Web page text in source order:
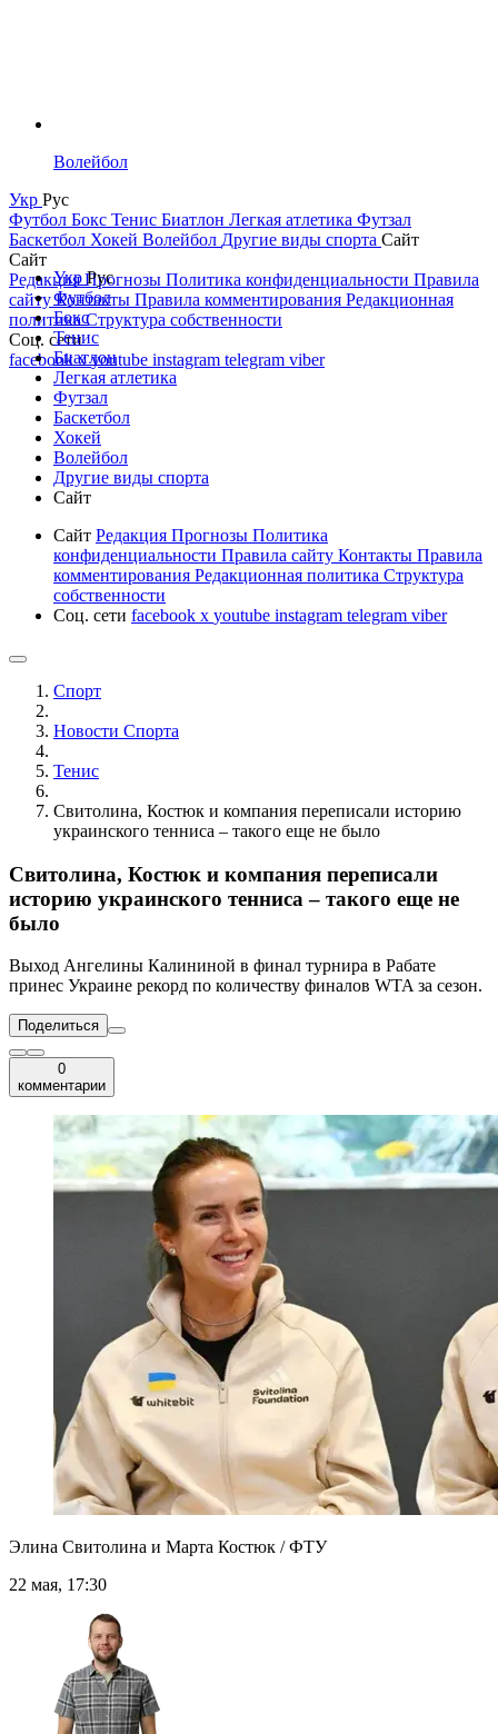
Волейбол
Укр Рус
Футбол Бокс Тенис Биатлон Легкая атлетика Футзал
Баскетбол Хокей Волейбол Другие виды спорта Сайт
Сайт
РедакцияПрогнозы Политика конфиденциальности Правила
сайтуКонтакты Правила комментирования Редакционная
политикаСтруктура собственности
Соц. сети
facebookxyoutube instagram telegram viber
УкрРус
Футбол
Бокс
Тенис
Биатлон
Легкая атлетика
Футзал
Баскетбол
Хокей
Волейбол
Другие виды спорта
Сайт
Сайт Редакция Прогнозы Политика
конфиденциальности Правила сайту Контакты Правила
комментирования Редакционная политика Структура
собственности
Соц. сети facebook x youtube instagram telegram viber
Спорт
Новости Cпорта
Тенис
Свитолина, Костюк и компания переписали историю
украинского тенниса – такого еще не было
Свитолина, Костюк и компания переписали
историю украинского тенниса – такого еще не
было
Выход Ангелины Калининой в финал турнира в Рабате
принес Украине рекорд по количеству финалов WTA за сезон.
Поделиться
0
комментарии
Элина Свитолина и Марта Костюк / ФТУ
22 мая, 17:30